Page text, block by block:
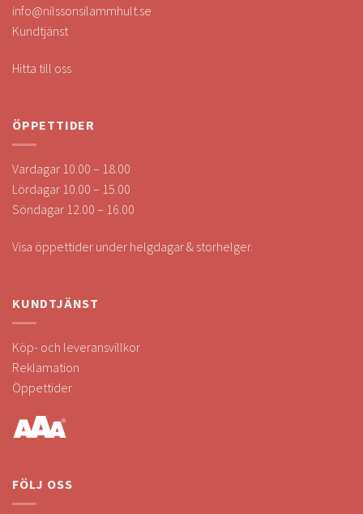
info@nilssonsilammhult.se
Kundtjänst
Hitta till oss
ÖPPETTIDER
Vardagar 10.00 – 18.00
Lördagar 10.00 – 15.00
Söndagar 12.00 – 16.00
Visa öppettider under helgdagar & storhelger.
KUNDTJÄNST
Köp- och leveransvillkor
Reklamation
Öppettider
FÖLJ OSS